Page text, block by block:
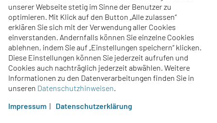
unserer Webseite stetig im Sinne der Benutzer zu
optimieren. Mit Klick auf den Button „Alle zulassen“
erklären Sie sich mit der Verwendung aller Cookies
einverstanden. Andernfalls können Sie einzelne Cookies
ablehnen, indem Sie auf „Einstellungen speichern“ klicken.
Diese Einstellungen können Sie jederzeit aufrufen und
Cookies auch nachträglich jederzeit abwählen. Weitere
Informationen zu den Datenverarbeitungen finden Sie in
unseren Datenschutzhinweisen.
Impressum
Datenschutzerklärung